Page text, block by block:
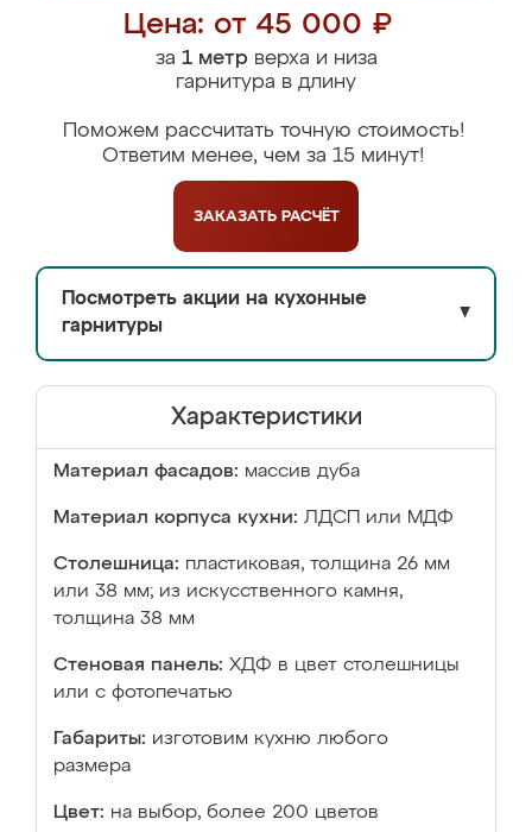
Цена: от 45 000 ₽
за 1 метрверха и низа
гарнитура в длину
Поможем рассчитать точную стоимость!
Ответим менее, чем за 15 минут!
ЗАКАЗАТЬ РАСЧЁТ
Посмотреть акции на кухонные
гарнитуры
▼
Характеристики
Материал фасадов: массив дуба
Материал корпуса кухни: ЛДСП или МДФ
Столешница: пластиковая, толщина 26 мм
или 38 мм; из искусственного камня,
толщина 38 мм
Стеновая панель: ХДФ в цвет столешницы
или с фотопечатью
Габариты: изготовим кухню любого
размера
Цвет: на выбор, более 200 цветов